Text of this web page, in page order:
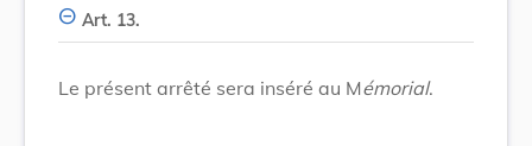
Art. 13.
Le présent arrêté sera inséré au Mémorial.